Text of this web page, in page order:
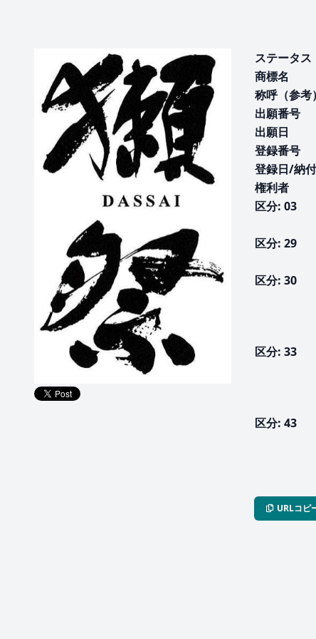
ステータス
商標名
称呼（参考）
出願番号
出願日
登録番号
登録日/納
権利者
区分: 03
区分: 29
区分: 30
区分: 33
区分: 43
URLコピ